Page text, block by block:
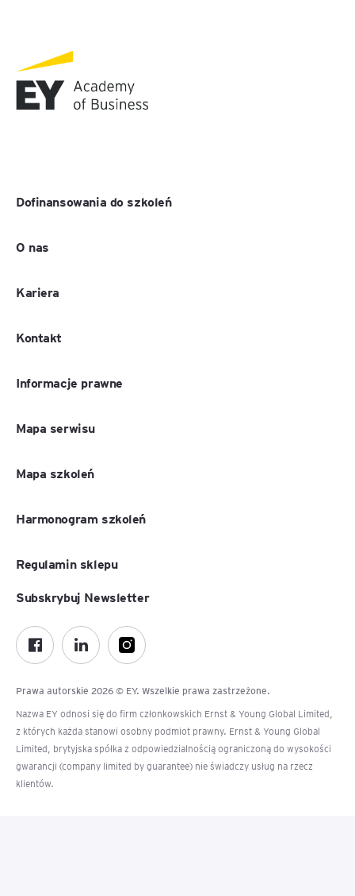
Dofinansowania do szkoleń
O nas
Kariera
Kontakt
Informacje prawne
Mapa serwisu
Mapa szkoleń
Harmonogram szkoleń
Regulamin sklepu
Prawa autorskie 2026 © EY. Wszelkie prawa zastrzeżone.
Nazwa EY odnosi się do firm członkowskich Ernst & Young Global Limited,
z których każda stanowi osobny podmiot prawny. Ernst & Young Global
Limited, brytyjska spółka z odpowiedzialnością ograniczoną do wysokości
gwarancji (company limited by guarantee) nie świadczy usług na rzecz
klientów.
Subskrybuj Newsletter